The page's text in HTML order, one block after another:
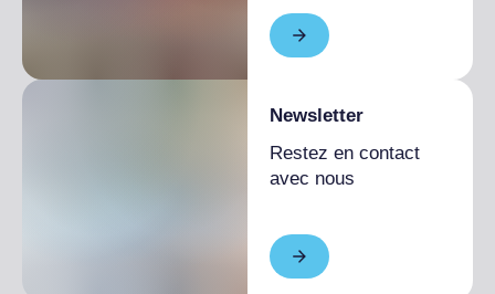
Newsletter
Restez en contact
avec nous